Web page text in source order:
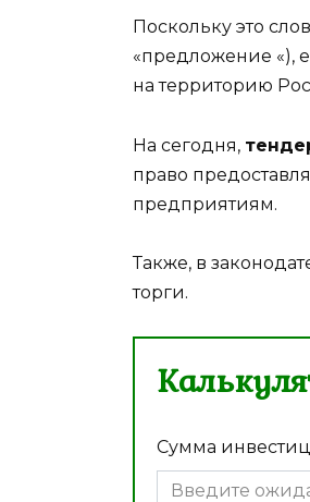
Поскольку это
«предложение «),
на территорию
На сегодня,
право
предприятиям.
Также, в
торги.
Сумма